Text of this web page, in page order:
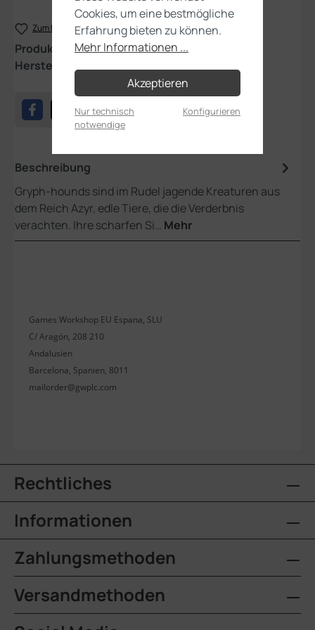
Zum Merkzettel hinzufügen
Produktnummer:96-31
Hersteller:
Beschreibung
Gryph-hounds sind im Rudel jagende Kreaturen aus
dem Reich Azyr, edle Tiere, die die Verderbnis
verachten. Ihre scharfen Si… Mehr
Games Workshop EU Espana, SLU
C/ Aragón, 208 210
Andalusien
Barcelona, Spanien, 8011
mailorder@gwplc.com
Rechtliches
Informationen
Zahlungsmethoden
Versandmethoden
Cookies, um eine bestmögliche
Erfahrung bieten zu können.
Mehr Informationen ...
Akzeptieren
Nur technisch
notwendige
Konfigurieren